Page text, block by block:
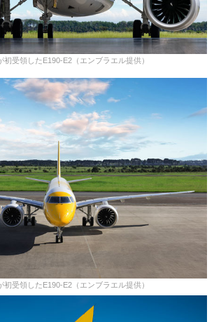
初受領したE190-E2（エンブラエル提供）
初受領したE190-E2（エンブラエル提供）